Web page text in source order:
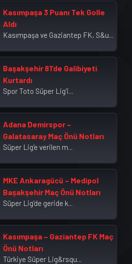
Kasımpaşa 3 Puanı Tek Golle
Aldı
Kasımpaşa ve Gaziantep FK, S&u...
Başakşehir 81’de Galibiyeti
Kurtardı
Spor Toto Süper Lig’i...
Adana Demirspor –
Galatasaray Maç Önü Notları
Süper Lig’e verilen m...
MKE Ankaragücü – Medipol
Başakşehir Maç Önü Notları
Süper Lig’de geride k...
Kasımpaşa – Gaziantep FK Maç
Önü Notları
Türkiye Süper Lig&rsqu...